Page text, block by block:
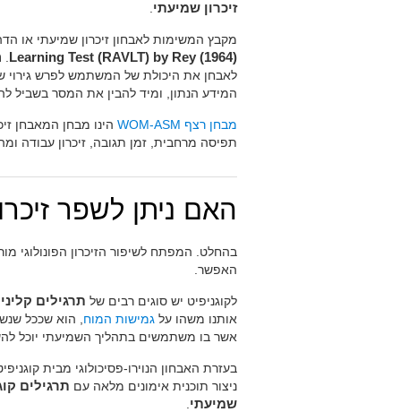
זיכרון שמיעתי
מקבץ המשימות לאבחון זיכרון שמיעתי או
Learning Test (RAVLT) by Rey (1964)
לאבחן את היכולת של המשתמש לפרש
המידע הנתון, ומיד להבין את המסר בשביל
מבחן רצף WOM-ASM
הינו מבחן המאבחן
תפיסה מרחבית, זמן תגובה, זיכרון עבודה
האם ניתן לשפר
בהחלט. המפתח לשיפור הזיכרון הפונולוגי
האפשר.
לקוגניפיט יש סוגים רבים של תרגילים
אותנו משהו על גמישות המוח , הוא שככל
אשר בו משתמשים בתהליך השמיעתי יוכל
בעזרת האבחון הנוירו-פסיכולוגי מבית
ניצור תוכנית אימונים מלאה עם תרגילים
שמיעתי